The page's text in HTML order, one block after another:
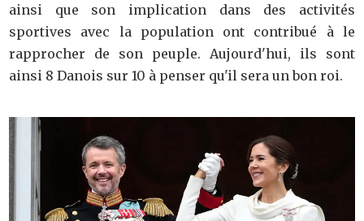
ainsi que son implication dans des activités
sportives avec la population ont contribué à le
rapprocher de son peuple. Aujourd'hui, ils sont
ainsi 8 Danois sur 10 à penser qu'il sera un bon roi.